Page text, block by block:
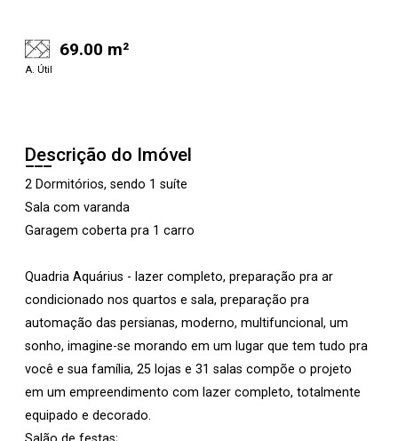
69.00 m²
A. Útil
Descrição do Imóvel
2 Dormitórios, sendo 1 suíte
Sala com varanda
Garagem coberta pra 1 carro
Quadria Aquárius - lazer completo, preparação pra ar
condicionado nos quartos e sala, preparação pra
automação das persianas, moderno, multifuncional, um
sonho, imagine-se morando em um lugar que tem tudo pra
você e sua família, 25 lojas e 31 salas compõe o projeto
em um empreendimento com lazer completo, totalmente
equipado e decorado.